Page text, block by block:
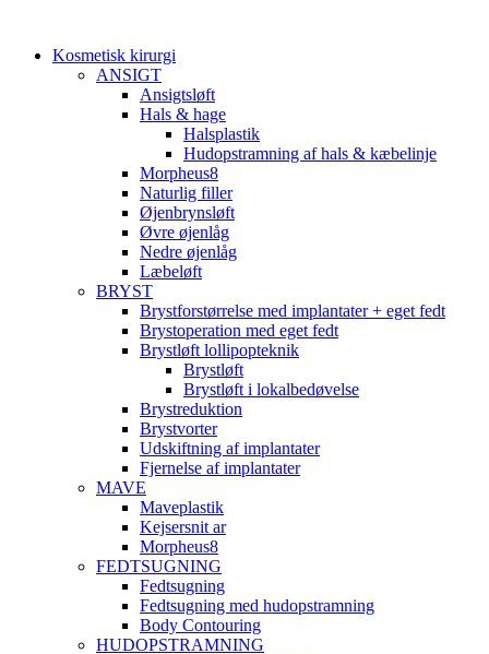
indholdKosmetisk kirurgi
ANSIGT
Ansigtsløft
Hals & hage
Halsplastik
Hudopstramning af hals & kæbelinje
Morpheus8
Naturlig filler
Øjenbrynsløft
Øvre øjenlåg
Nedre øjenlåg
Læbeløft
BRYST
Brystforstørrelse med implantater + eget fedt
Brystoperation med eget fedt
Brystløft lollipopteknik
Brystløft
Brystløft i lokalbedøvelse
Brystreduktion
Brystvorter
Udskiftning af implantater
Fjernelse af implantater
MAVE
Maveplastik
Kejsersnit ar
Morpheus8
FEDTSUGNING
Fedtsugning
Fedtsugning med hudopstramning
Body Contouring
HUDOPSTRAMNING